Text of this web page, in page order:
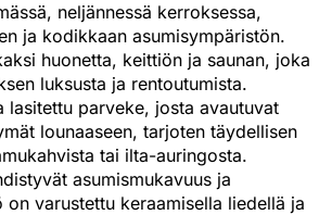
neljännessä kerroksessa,
ja kodikkaan asumisympäristön.
huonetta, keittiön ja saunan, joka
luksusta ja rentoutumista.
lasitettu parveke, josta avautuvat
lounaaseen, tarjoten täydellisen
tai ilta-auringosta.
asumismukavuus ja
on varustettu keraamisella liedellä ja